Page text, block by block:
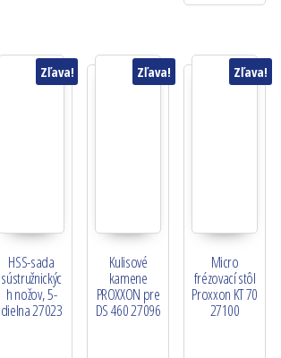
Zľava!
HSS-sada
sústružnickýc
h nožov, 5-
dielna 27023
Zľava!
Kulisové
kamene
PROXXON pre
DS 460 27096
Zľava!
Micro
frézovací stôl
Proxxon KT 70
27100